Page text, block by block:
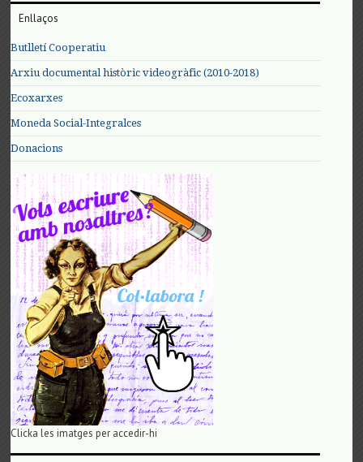
Enllaços
Butlletí Cooperatiu
Arxiu documental històric videogràfic (2010-2018)
Ecoxarxes
Moneda Social-Integralces
Donacions
Clicka les imatges per accedir-hi